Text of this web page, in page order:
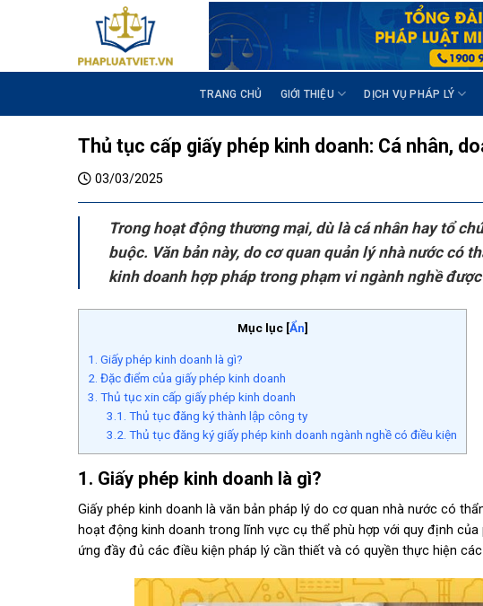
p
o
TRANG CHỦ GIỚI THIỆU DỊCH VỤ PHÁP LÝ
Thủ tục cấp giấy phép kinh doanh: Cá nhân,
03/03/2025
Trong hoạt động thương mại, dù là cá nhân hay tổ
buộc. Văn bản này, do cơ quan quản lý nhà nước có
kinh doanh hợp pháp trong phạm vi ngành nghề
Mục lục [Ẩn]
1. Giấy phép kinh doanh là gì?
2. Đặc điểm của giấy phép kinh doanh
3. Thủ tục xin cấp giấy phép kinh doanh
3.1. Thủ tục đăng ký thành lập công ty
3.2. Thủ tục đăng ký giấy phép kinh doanh ngành nghề có điều kiện
1. Giấy phép kinh doanh là gì?
Giấy phép kinh doanh là văn bản pháp lý do cơ quan nhà nước có
hoạt động kinh doanh trong lĩnh vực cụ thể phù hợp với quy định
ứng đầy đủ các điều kiện pháp lý cần thiết và có quyền thực hiện